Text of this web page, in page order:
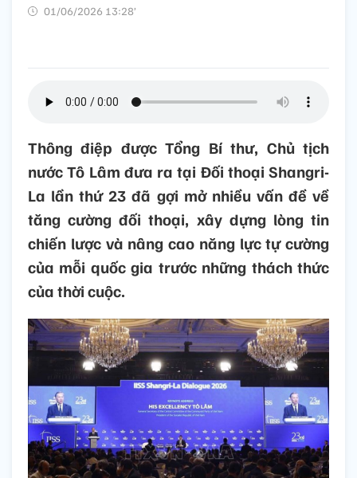
01/06/2026 13:28’
Thông điệp được Tổng Bí thư, Chủ tịch
nước Tô Lâm đưa ra tại Đối thoại Shangri-
La lần thứ 23 đã gợi mở nhiều vấn đề về
tăng cường đối thoại, xây dựng lòng tin
chiến lược và nâng cao năng lực tự cường
của mỗi quốc gia trước những thách thức
của thời cuộc.